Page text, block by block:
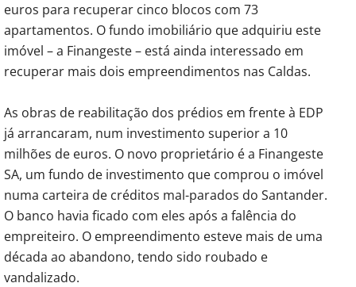
euros para recuperar cinco blocos com 73
apartamentos. O fundo imobiliário que adquiriu este
imóvel – a Finangeste – está ainda interessado em
recuperar mais dois empreendimentos nas Caldas.
As obras de reabilitação dos prédios em frente à EDP
já arrancaram, num investimento superior a 10
milhões de euros. O novo proprietário é a Finangeste
SA, um fundo de investimento que comprou o imóvel
numa carteira de créditos mal-parados do Santander.
O banco havia ficado com eles após a falência do
empreiteiro. O empreendimento esteve mais de uma
década ao abandono, tendo sido roubado e
vandalizado.